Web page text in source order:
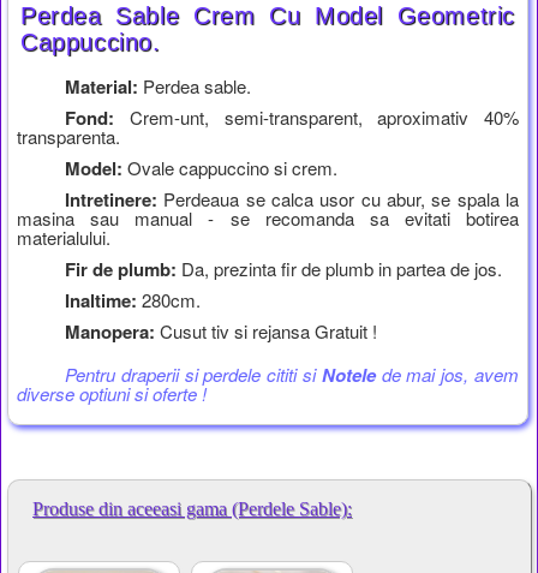
Perdea Sable Crem Cu Model Geometric
Cappuccino.
Material: Perdea sable.
Fond: Crem-unt, semi-transparent, aproximativ 40%
transparenta.
Model: Ovale cappuccino si crem.
Intretinere: Perdeaua se calca usor cu abur, se spala la
masina sau manual - se recomanda sa evitati botirea
materialului.
Fir de plumb: Da, prezinta fir de plumb in partea de jos.
Inaltime: 280cm.
Manopera: Cusut tiv si rejansa Gratuit !
Pentru draperii si perdele cititi siNotelede mai jos, avem
diverse optiuni si oferte !
Produse din aceeasi gama (Perdele Sable):